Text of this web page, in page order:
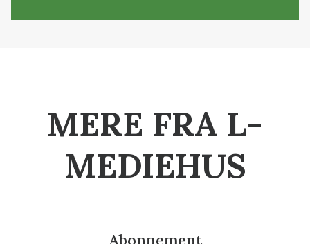
MERE FRA L-
MEDIEHUS
Abonnement